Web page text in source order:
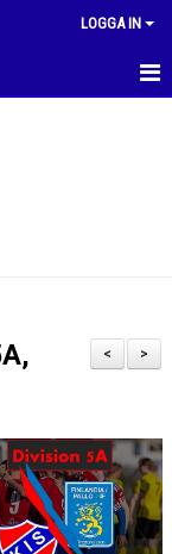
LOGGA IN
>
<